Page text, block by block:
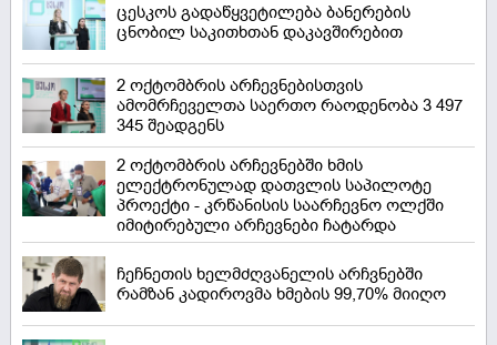
ცესკოს გადაწყვეტილება ბანერების
ცნობილ საკითხთან დაკავშირებით
2 ოქტომბრის არჩევნებისთვის
ამომრჩეველთა საერთო რაოდენობა 3 497
345 შეადგენს
2 ოქტომბრის არჩევნებში ხმის
ელექტრონულად დათვლის საპილოტე
პროექტი - კრწანისის საარჩევნო ოლქში
იმიტირებული არჩევნები ჩატარდა
ჩეჩნეთის ხელმძღვანელის არჩვნებში
რამზან კადიროვმა ხმების 99,70% მიიღო